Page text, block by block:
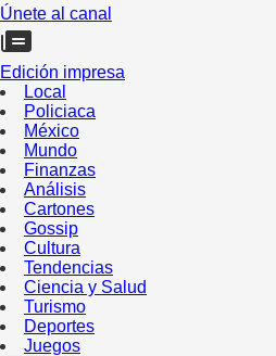
Únete al canal
Edición impresa
Local
Policiaca
México
Mundo
Finanzas
Análisis
Cartones
Gossip
Cultura
Tendencias
Ciencia y Salud
Turismo
Deportes
Juegos